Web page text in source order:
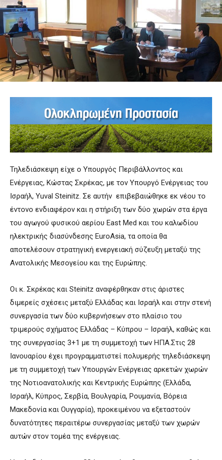
Τηλεδιάσκεψη είχε ο Υπουργός Περιβάλλοντος και
Ενέργειας, Κώστας Σκρέκας, με τον Υπουργό Ενέργειας του
Ισραήλ, Yuval Steinitz. Σε αυτήν επιβεβαιώθηκε εκ νέου το
έντονο ενδιαφέρον και η στήριξη των δύο χωρών στα έργα
του αγωγού φυσικού αερίου East Med και του καλωδίου
ηλεκτρικής διασύνδεσης EuroAsia, τα οποία θα
αποτελέσουν στρατηγική ενεργειακή σύζευξη μεταξύ της
Ανατολικής Μεσογείου και της Ευρώπης.
Οι κ. Σκρέκας και Steinitz αναφέρθηκαν στις άριστες
διμερείς σχέσεις μεταξύ Ελλάδας και Ισραήλ και στην στενή
συνεργασία των δύο κυβερνήσεων στο πλαίσιο του
τριμερούς σχήματος Ελλάδας – Κύπρου – Ισραήλ, καθώς και
της συνεργασίας 3+1 με τη συμμετοχή των ΗΠΑ.Στις 28
Ιανουαρίου έχει προγραμματιστεί πολυμερής τηλεδιάσκεψη
με τη συμμετοχή των Υπουργών Ενέργειας αρκετών χωρών
της Νοτιοανατολικής και Κεντρικής Ευρώπης (Ελλάδα,
Ισραήλ, Κύπρος, Σερβία, Βουλγαρία, Ρουμανία, Βόρεια
Μακεδονία και Ουγγαρία), προκειμένου να εξεταστούν
δυνατότητες περαιτέρω συνεργασίας μεταξύ των χωρών
αυτών στον τομέα της ενέργειας.